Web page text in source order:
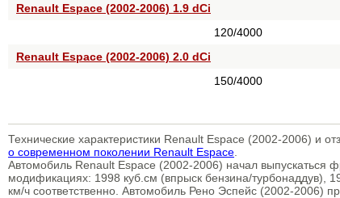
Renault Espace (2002-2006) 1.9 dCi
120/4000
Renault Espace (2002-2006) 2.0 dCi
150/4000
Технические характеристики Renault Espace (2002-2006) и
о современном поколении Renault Espace
Автомобиль Renault Espace (2002-2006) начал выпускаться
модификациях: 1998 куб.см (впрыск бензина/турбонаддув),
км/ч соответственно. Автомобиль Рено Эспейс (2002-2006)